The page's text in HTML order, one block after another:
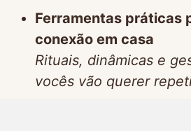
Ferramentas práticas
conexão em casa
Rituais, dinâmicas e
vocês vão querer